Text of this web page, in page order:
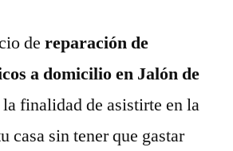
de reparación de
a domicilio en Jalón de
finalidad de asistirte en la
casa sin tener que gastar